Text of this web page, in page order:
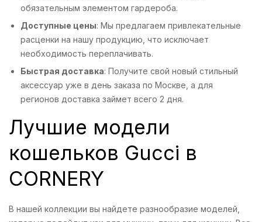
обязательным элементом гардероба.
Доступные цены: Мы предлагаем привлекательные
расценки на нашу продукцию, что исключает
необходимость переплачивать.
Быстрая доставка: Получите свой новый стильный
аксессуар уже в день заказа по Москве, а для
регионов доставка займет всего 2 дня.
Лучшие модели
кошельков Gucci в
CORNERY
В нашей коллекции вы найдете разнообразие моделей,